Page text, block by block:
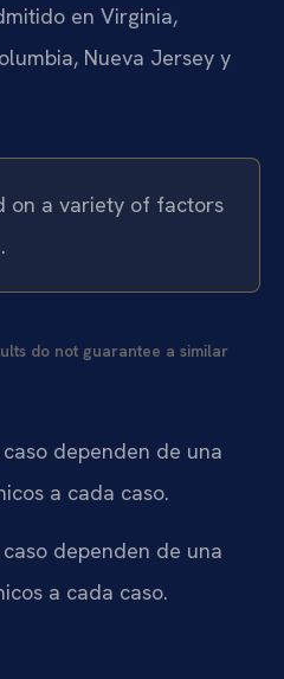
en Virginia,
Nueva Jersey y
on a variety of factors
do not guarantee a similar
dependen de una
a cada caso.
dependen de una
a cada caso.